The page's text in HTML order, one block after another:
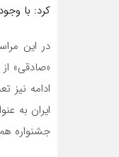
کرد: با
در این
«صادقی»
ادامه نیز
ایران به
جشنواره هم